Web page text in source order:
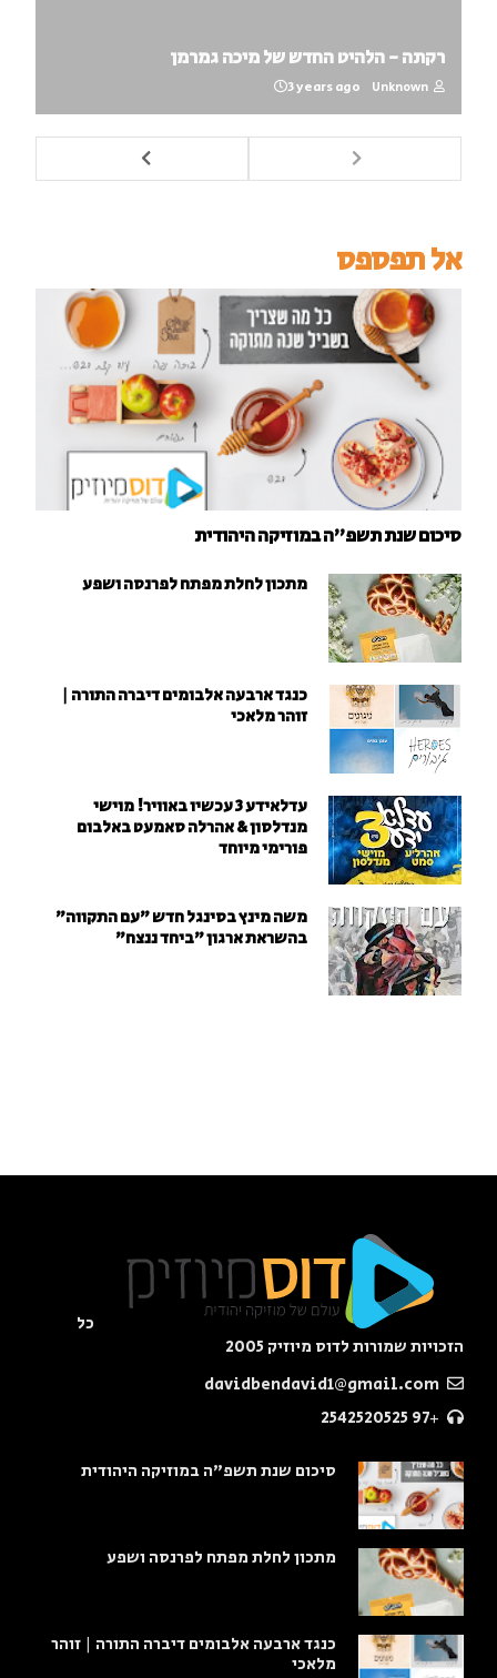
רקתה - הלהיט החדש של מיכה גמרמן
Unknown
3 years ago
אל תפספס
סיכום שנת תשפ"ה במוזיקה היהודית
מתכון לחלת מפתח לפרנסה ושפע
כנגד ארבעה אלבומים דיברה התורה |
זוהר מלאכי
עדלאידע 3 עכשיו באוויר! מוישי
מנדלסון & אהרלה סאמעט באלבום
פורימי מיוחד
משה מינץ בסינגל חדש ״עם התקווה״
בהשראת ארגון "ביחד ננצח"
כל
הזכויות שמורות לדוס מיוזיק 2005
+97 2542520525
סיכום שנת תשפ"ה במוזיקה היהודית
מתכון לחלת מפתח לפרנסה ושפע
כנגד ארבעה אלבומים דיברה התורה | זוהר
מלאכי